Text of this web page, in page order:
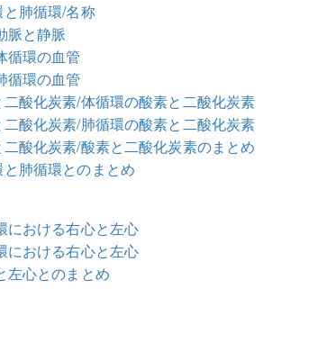
肺循環/名称
脈と静脈
循環の血管
循環の血管
酸化炭素/体循環の酸素と二酸化炭素
酸化炭素/肺循環の酸素と二酸化炭素
酸化炭素/酸素と二酸化炭素のまとめ
肺循環とのまとめ
における右心と左心
における右心と左心
左心とのまとめ